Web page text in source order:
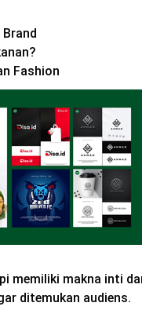
Fashion
memiliki makna inti
ditemukan audiens.